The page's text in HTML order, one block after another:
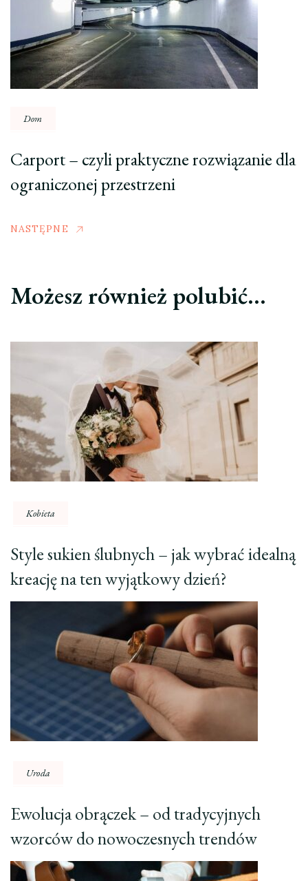
Dom
Carport – czyli praktyczne rozwiązanie dla
ograniczonej przestrzeni
NASTĘPNE
Możesz również polubić…
Kobieta
Style sukien ślubnych – jak wybrać idealną
kreację na ten wyjątkowy dzień?
Uroda
Ewolucja obrączek – od tradycyjnych
wzorców do nowoczesnych trendów